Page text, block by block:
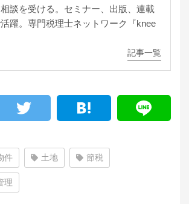
談を受ける。セミナー、出版、連載
躍。専門税理士ネットワーク『knee
記事一覧
件 土地 節税
理